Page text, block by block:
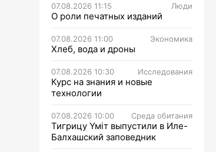
07.08.2026 11:15 Люди
О роли печатных изданий
07.08.2026 11:00 Экономика
Хлеб, вода и дроны
07.08.2026 10:30 Исследования
Курс на знания и новые
технологии
07.08.2026 10:00 Среда обитания
Тигрицу Үміт выпустили в Иле-
Балхашский заповедник